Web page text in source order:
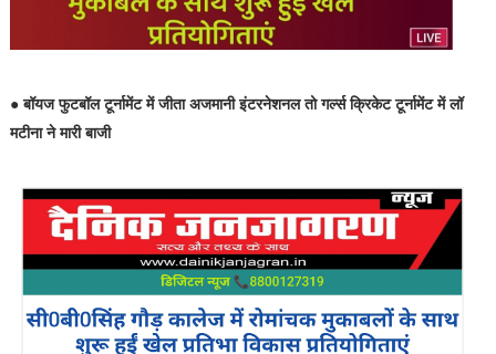
● बॉयज फुटबॉल टूर्नामेंट में जीता अजमानी इंटरनेशनल तो गर्ल्स क्रिकेट टूर्नामेंट में लॉ
मटीना ने मारी बाजी